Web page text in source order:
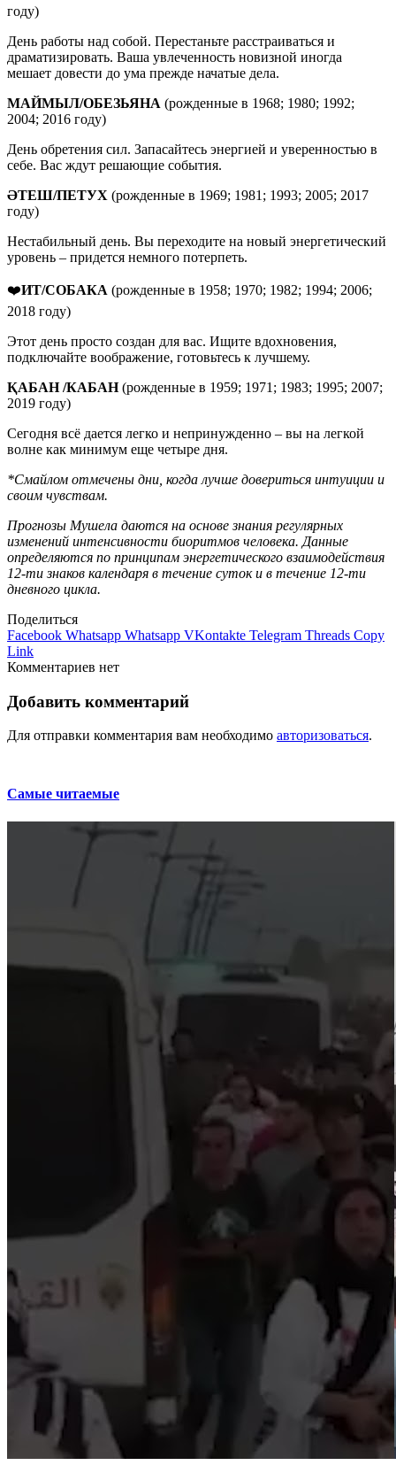
году)
День работы над собой. Перестаньте расстраиваться и
драматизировать. Ваша увлеченность новизной иногда
мешает довести до ума прежде начатые дела.
МАЙМЫЛ/ОБЕЗЬЯНА (рожденные в 1968; 1980; 1992;
2004; 2016 году)
День обретения сил. Запасайтесь энергией и уверенностью в
себе. Вас ждут решающие события.
ӘТЕШ/ПЕТУХ (рожденные в 1969; 1981; 1993; 2005; 2017
году)
Нестабильный день. Вы переходите на новый энергетический
уровень – придется немного потерпеть.
❤️ИТ/СОБАКА (рожденные в 1958; 1970; 1982; 1994; 2006;
2018 году)
Этот день просто создан для вас. Ищите вдохновения,
подключайте воображение, готовьтесь к лучшему.
ҚАБАН/КАБАН(рожденные в 1959; 1971; 1983; 1995; 2007;
2019 году)
Сегодня всё дается легко и непринужденно – вы на легкой
волне как минимум еще четыре дня.
*Смайлом отмечены дни, когда лучше довериться интуиции и
своим чувствам.
Прогнозы Мушела даются на основе знания регулярных
изменений интенсивности биоритмов человека. Данные
определяются по принципам энергетического взаимодействия
12-ти знаков календаря в течение суток и в течение 12-ти
дневного цикла.
Поделиться
Facebook Whatsapp Whatsapp VKontakte Telegram Threads Copy
Link
Комментариев нет
Добавить комментарий
Для отправки комментария вам необходимо авторизоваться.
Самые читаемые